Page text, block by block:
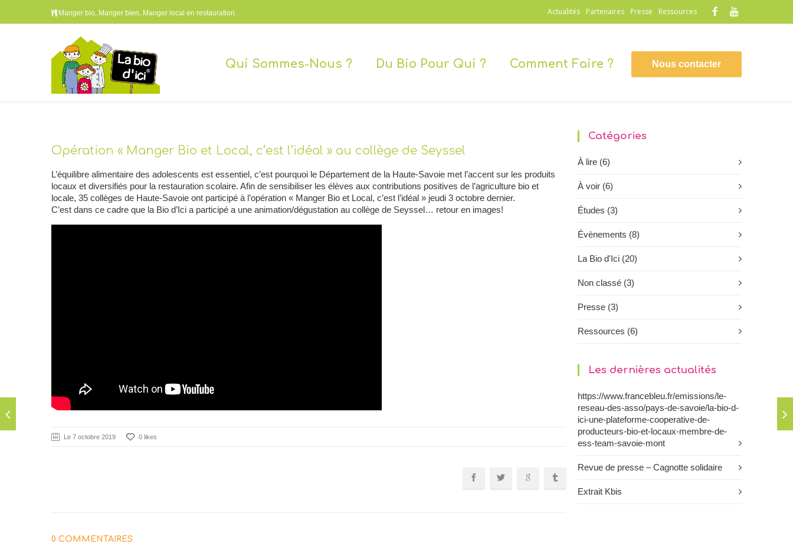
Manger bio, Manger bien, Manger local en restauration. Actualités Partenaires Presse Ressources
Nous contacter
Qui Sommes-Nous ? Du Bio Pour Qui ? Comment Faire ?
Opération « Manger Bio et Local, c’est l’idéal » au collège de Seyssel
L’équilibre alimentaire des adolescents est essentiel, c’est pourquoi le Département de la Haute-Savoie met l’accent sur les produits
locaux et diversifiés pour la restauration scolaire. Afin de sensibiliser les élèves aux contributions positives de l’agriculture bio et
locale, 35 collèges de Haute-Savoie ont participé à l’opération « Manger Bio et Local, c’est l’idéal » jeudi 3 octobre dernier.
C’est dans ce cadre que la Bio d’Ici a participé a une animation/dégustation au collège de Seyssel… retour en images!
Le 7 octobre 2019 0 likes
0 COMMENTAIRES
Catégories
À lire (6)
À voir (6)
Études (3)
Évènements (8)
La Bio d'Ici (20)
Non classé (3)
Presse (3)
Ressources (6)
Les dernières actualités
https://www.francebleu.fr/emissions/le-
reseau-des-asso/pays-de-savoie/la-bio-d-
ici-une-plateforme-cooperative-de-
producteurs-bio-et-locaux-membre-de-
ess-team-savoie-mont
Revue de presse – Cagnotte solidaire
Extrait Kbis